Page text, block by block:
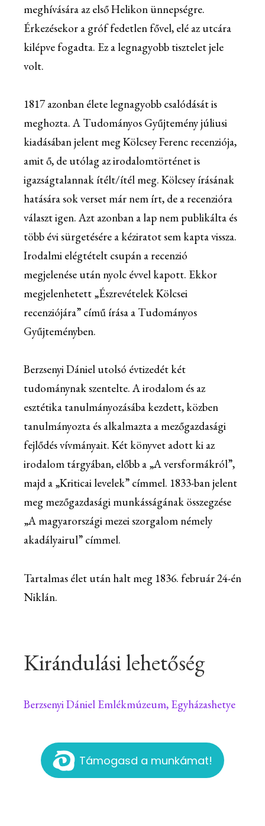
meghívására az első Helikon ünnepségre.
Érkezésekor a gróf fedetlen fővel, elé az utcára
kilépve fogadta. Ez a legnagyobb tisztelet jele
volt.
1817 azonban élete legnagyobb csalódását is
meghozta. A Tudományos Gyűjtemény júliusi
kiadásában jelent meg Kölcsey Ferenc recenziója,
amit ő, de utólag az irodalomtörténet is
igazságtalannak ítélt/ítél meg. Kölcsey írásának
hatására sok verset már nem írt, de a recenzióra
választ igen. Azt azonban a lap nem publikálta és
több évi sürgetésére a kéziratot sem kapta vissza.
Irodalmi elégtételt csupán a recenzió
megjelenése után nyolc évvel kapott. Ekkor
megjelenhetett „Észrevételek Kölcsei
recenziójára” című írása a Tudományos
Gyűjteményben.
Berzsenyi Dániel utolsó évtizedét két
tudománynak szentelte. A irodalom és az
esztétika tanulmányozásába kezdett, közben
tanulmányozta és alkalmazta a mezőgazdasági
fejlődés vívmányait. Két könyvet adott ki az
irodalom tárgyában, előbb a „A versformákról”,
majd a „Kriticai levelek” címmel. 1833-ban jelent
meg mezőgazdasági munkásságának összegzése
„A magyarországi mezei szorgalom némely
akadályairul” címmel.
Tartalmas élet után halt meg 1836. február 24-én
Niklán.
Kirándulási lehetőség
Berzsenyi Dániel Emlékmúzeum, Egyházashetye
Támogasd a munkámat!